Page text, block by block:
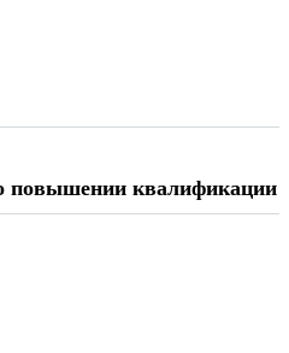
повышении квалификации